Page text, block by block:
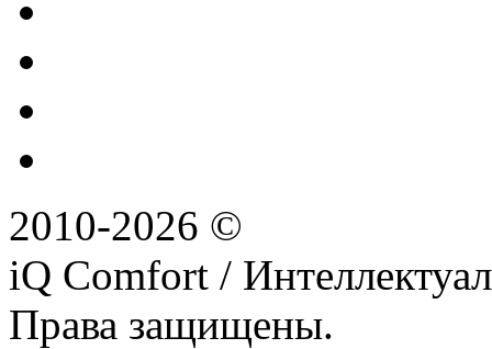
2010-2026 ©
iQ Comfort /
Права защищены.